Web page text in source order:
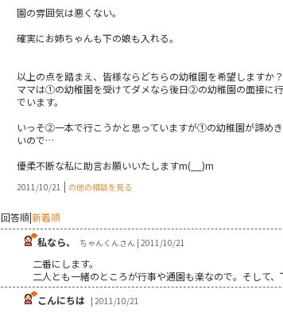
園の雰囲気は悪くない。
確実にお姉ちゃんも下の娘も入れる。
以上の点を踏まえ、皆様ならどちらの幼稚園を希望しますか？
ママは①の幼稚園を受けてダメなら後日②の幼稚園の面接に
でいます。
いっそ②一本で行こうかと思っていますが①の幼稚園が諦め
いので…
優柔不断な私に助言お願いいたしますm(__)m
2011/10/21 | の他の相談を見る
回答順|新着順
私なら、
ちゃんくんさん | 2011/10/21
二番にします。
二人とも一緒のところが行事や通園も楽なので。そして
こんにちは | 2011/10/21